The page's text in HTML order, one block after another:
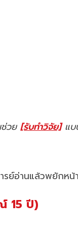
วย [รับทำวิจัย]แบ
รย์อ่านแล้วพยักหน้
15 ปี)